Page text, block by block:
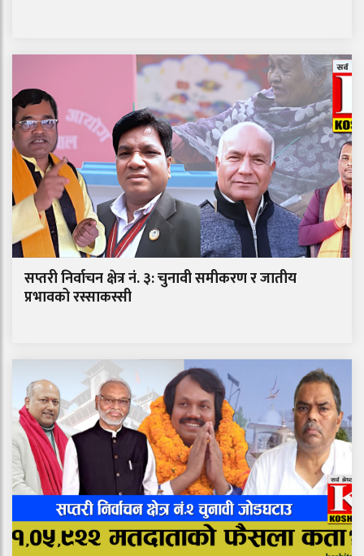
सप्तरी निर्वाचन क्षेत्र नं. ३: चुनावी समीकरण र जातीय
प्रभावको रस्साकस्सी